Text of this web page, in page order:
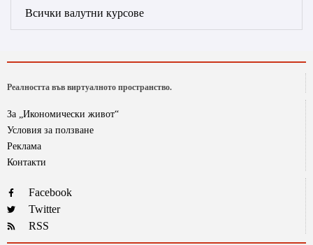
Всички валутни курсове
Реалността във виртуалното пространство.
За „Икономически живот“
Условия за ползване
Реклама
Контакти
Facebook
Twitter
RSS